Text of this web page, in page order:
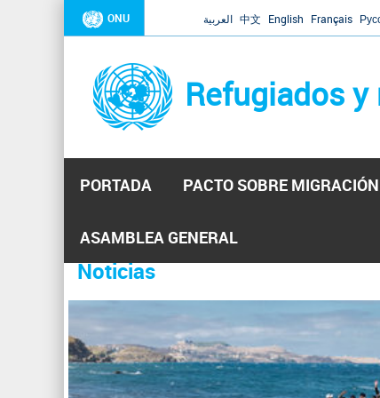
ONU العربية 中文 English Français
Refugiados
PORTADA PACTO SOBRE MIGRACIÓN
ASAMBLEA GENERAL
Se
encuentra
usted
aquí
Noticias
31 Ene 2019 -
El Secretario General ha respondido a la carta
ha reiterado que la ONU está lista para hacerlo,
P
á
g